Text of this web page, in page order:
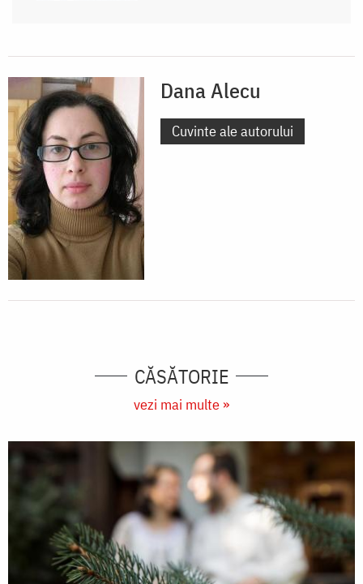
Dana Alecu
Cuvinte ale autorului
CĂSĂTORIE
vezi mai multe »